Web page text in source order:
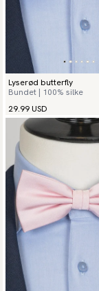
Lyserød butterfly
Bundet | 100% silke
29.99 USD